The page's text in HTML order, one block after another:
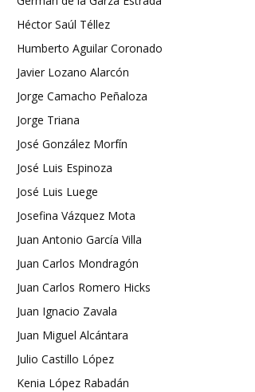
Héctor Saúl Téllez
Humberto Aguilar Coronado
Javier Lozano Alarcón
Jorge Camacho Peñaloza
Jorge Triana
José González Morfín
José Luis Espinoza
José Luis Luege
Josefina Vázquez Mota
Juan Antonio García Villa
Juan Carlos Mondragón
Juan Carlos Romero Hicks
Juan Ignacio Zavala
Juan Miguel Alcántara
Julio Castillo López
Kenia López Rabadán